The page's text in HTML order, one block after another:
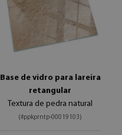
Base de vidro para lareira
retangular
Textura de pedra natural
(#ppkprntp-00019103)